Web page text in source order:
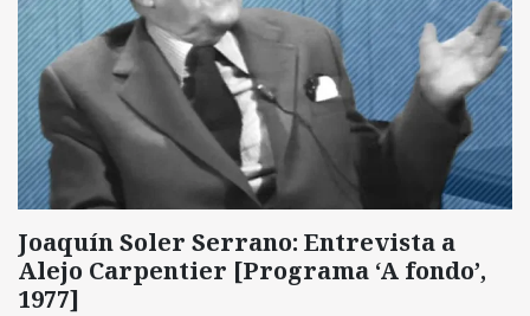
Joaquín Soler Serrano: Entrevista a
Alejo Carpentier [Programa ‘A fondo’,
1977]